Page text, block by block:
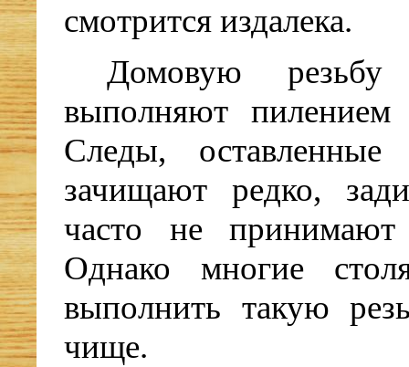
смотрится издалека.
Домовую
выполняют пилением
Следы, оставленные
зачищают редко,
часто не
Однако многие
выполнить такую
чище.